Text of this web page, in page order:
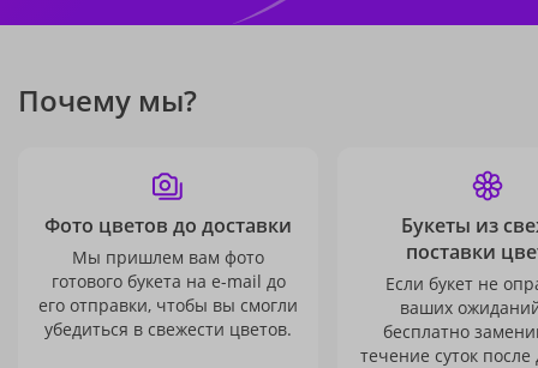
Почему мы?
Фото цветов до доставки
Мы пришлем вам фото
готового букета на e-mail до
его отправки, чтобы вы смогли
убедиться в свежести цветов.
Букеты из
поставки
Если букет не
ваших
бесплатно
течение суток после